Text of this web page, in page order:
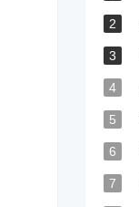
2
3
4
5
6
7